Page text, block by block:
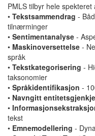
PMLS tilbyr hele spekteret
• Tekstsammendrag -
tilnærminger
• Sentimentanalyse -
• Maskinoversettelse -
språk
• Tekstkategorisering -
taksonomier
• Språkidentifikasjon -
• Navngitt
•
tekst
• Emnemodellering -